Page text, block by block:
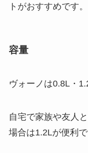
トがおすすめです。
容量
ヴォーノは0.8L・
自宅で家族や友人
場合は1.2Lが便利で